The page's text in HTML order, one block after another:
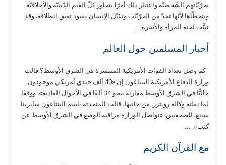
بحرّيّاتهم الشّخصيّة واعتبار ذلك أمرًا يتجاوز كلّ القيم الدّينيّة والأخلاقيّة
ويتخطّاها لأنّها تحدّ من الحرّيّات وتكبّل الإنسان بقيود تعيق انطلاقه. وقد
تبنَّت لجنة المرأة والأسرة …
أخبار المسلمين حول العالم
كم وصل تعداد القوات الأمريكية المنتشرة في الشرق الأوسط؟ قالت
وزارة الدفاع الأمريكية البنتاغون إن «40 ألف جندي أمريكي موجودون
حاليًّا في الشرق الأوسط مقارنة بنحو 34 ألفًا في الأحوال العادية». ووفقًا
لما نقلته وكالة رويترز. من جانبها، قالت المتحدثة باسم البنتاغون سابرينا
سينغ، للصحفيين: «تواصل الوزارة مراقبة الوضع في الشرق الأوسط عن
كثب». …
مع القرآن الكريم